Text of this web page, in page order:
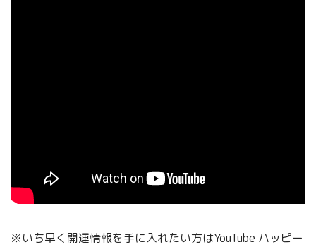
※いち早く開運情報を手に入れたい方はYouTube ハッピー